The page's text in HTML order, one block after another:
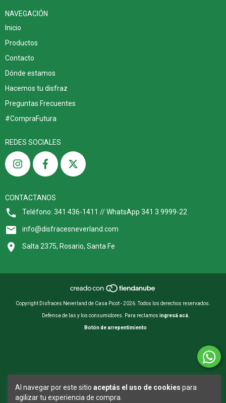
Al navegar por este sitio aceptás el uso de cookies para
agilizar tu experiencia de compra.
NAVEGACIÓN
Inicio
Productos
Contacto
Dónde estamos
Hacemos tu disfraz
Preguntas Frecuentes
#CompraFutura
REDES SOCIALES
CONTACTANOS
Teléfono: 341 436-1411 // WhatsApp 341 3 9999-22
info@disfracesneverland.com
Salta 2375, Rosario, Santa Fe
Copyright Disfraces Neverland de Casa Picot - 2026. Todos los derechos reservados.
Defensa de las y los consumidores. Para reclamos ingresá acá.
Botón de arrepentimiento